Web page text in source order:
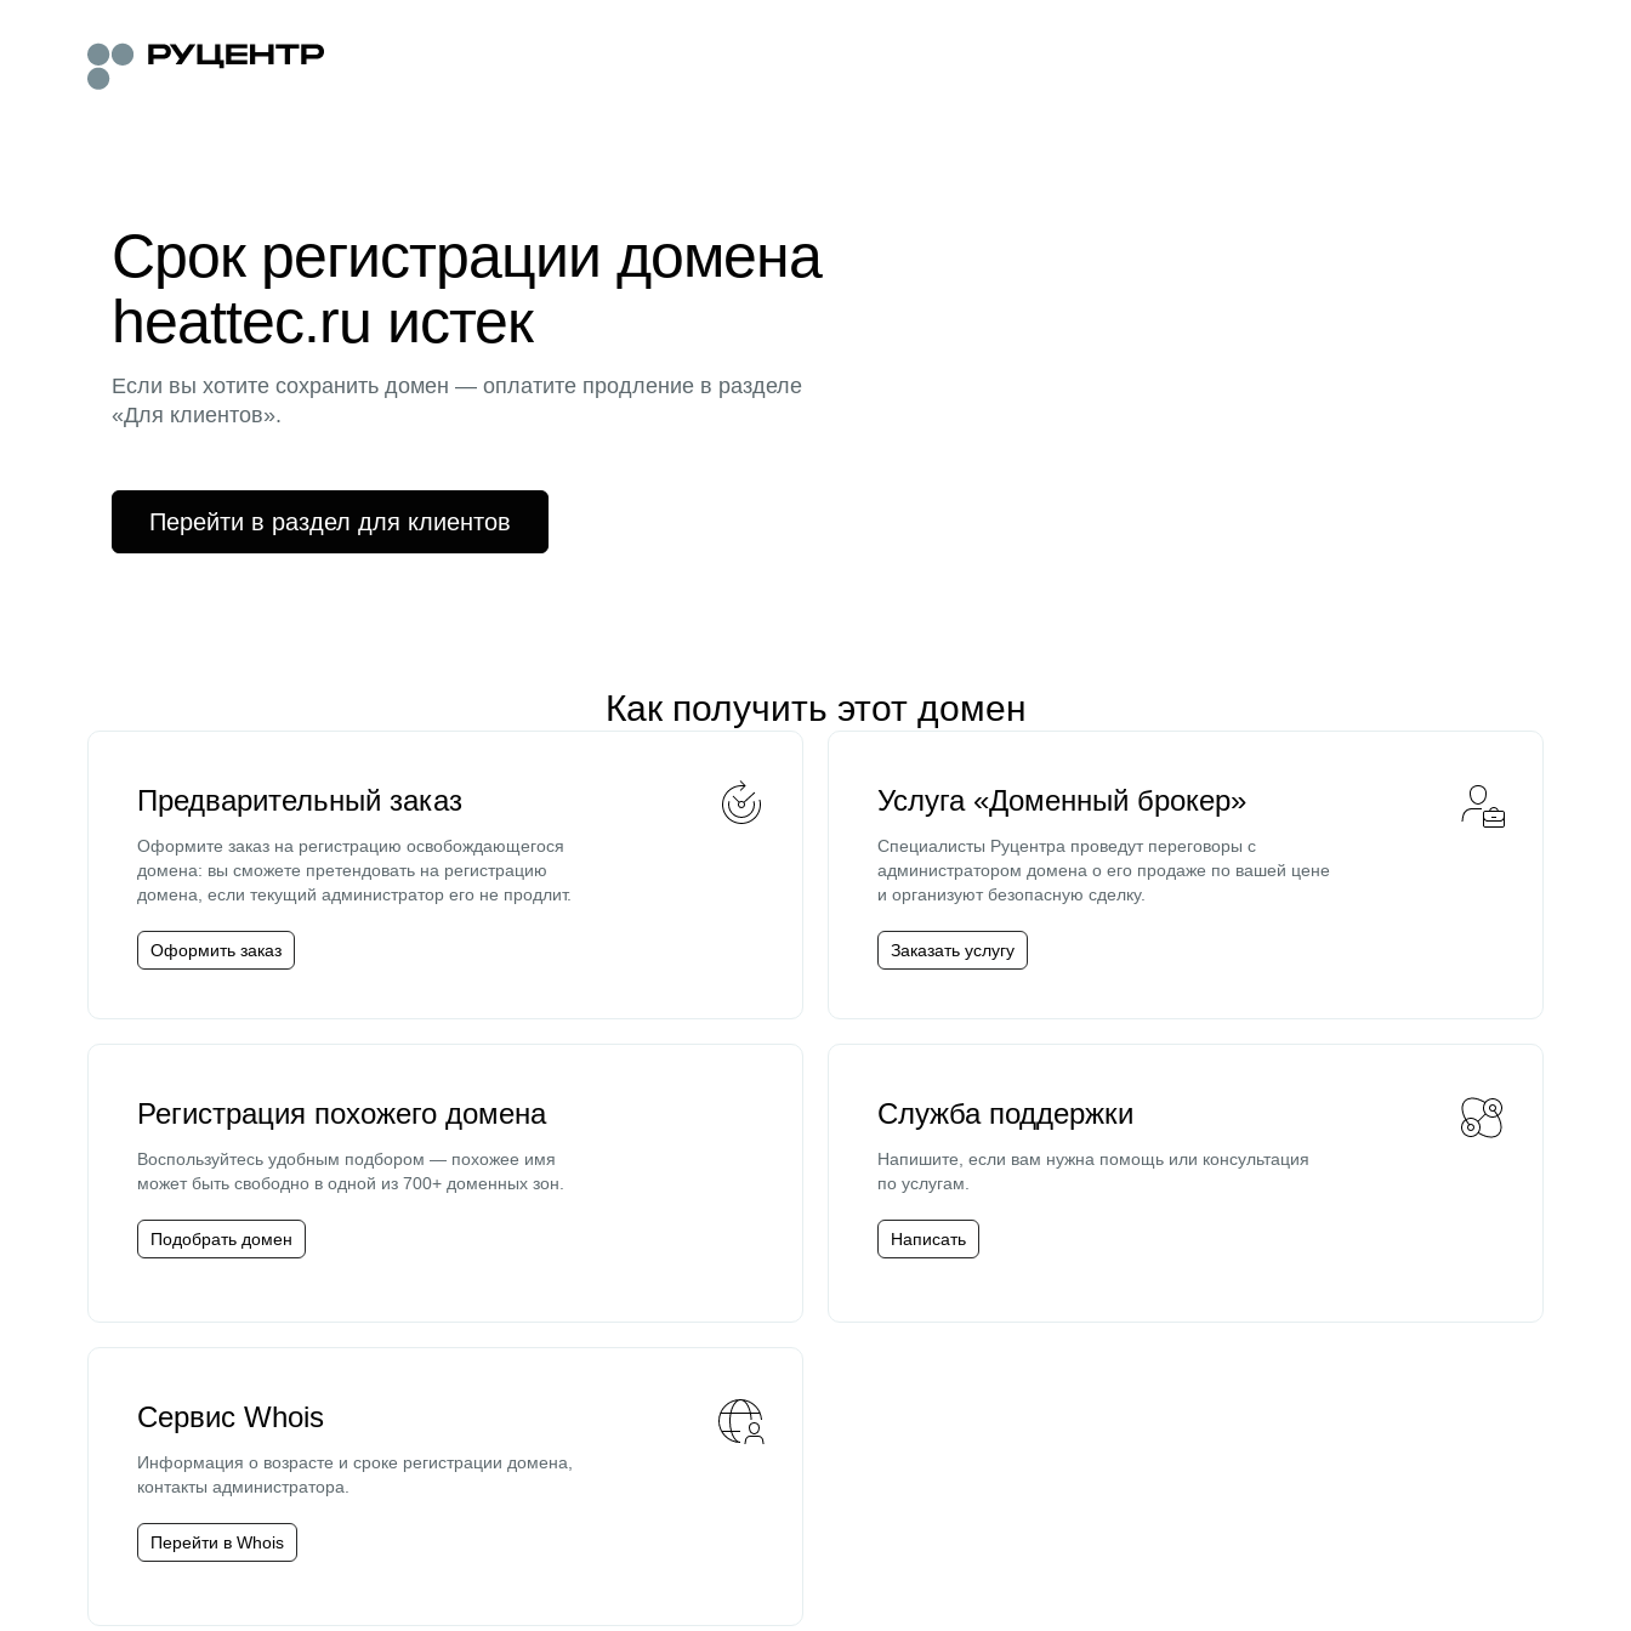
Срок регистрации домена
heattec.ru истек
Если вы хотите сохранить домен — оплатите продление в разделе
«Для клиентов».
Перейти в раздел для клиентов
Как получить этот домен
Предварительный заказ
Оформите заказ на регистрацию освобождающегося
домена: вы сможете претендовать на регистрацию
домена, если текущий администратор его не продлит.
Оформить заказ
Услуга «Доменный брокер»
Специалисты Руцентра проведут переговоры с
администратором домена о его продаже по вашей цене
и организуют безопасную сделку.
Заказать услугу
Регистрация похожего домена
Воспользуйтесь удобным подбором — похожее имя
может быть свободно в одной из 700+ доменных зон.
Подобрать домен
Служба поддержки
Напишите, если вам нужна помощь или консультация
по услугам.
Написать
Сервис Whois
Информация о возрасте и сроке регистрации домена,
контакты администратора.
Перейти в Whois